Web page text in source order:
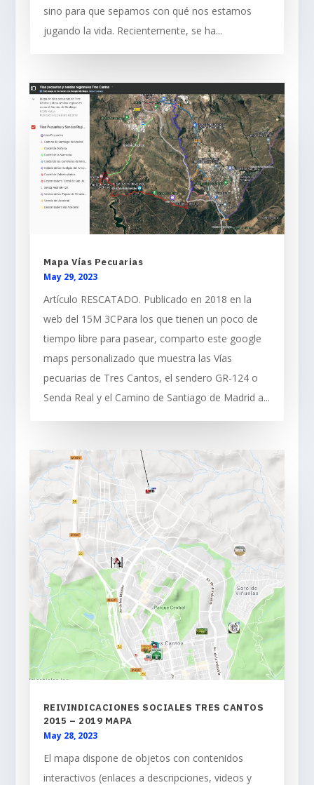
sino para que sepamos con qué nos estamos
jugando la vida. Recientemente, se ha...
Mapa Vías Pecuarias
May 29, 2023
Artículo RESCATADO. Publicado en 2018 en la
web del 15M 3CPara los que tienen un poco de
tiempo libre para pasear, comparto este google
maps personalizado que muestra las Vías
pecuarias de Tres Cantos, el sendero GR-124 o
Senda Real y el Camino de Santiago de Madrid a...
REIVINDICACIONES SOCIALES TRES CANTOS
2015 – 2019 MAPA
May 28, 2023
El mapa dispone de objetos con contenidos
interactivos (enlaces a descripciones, videos y